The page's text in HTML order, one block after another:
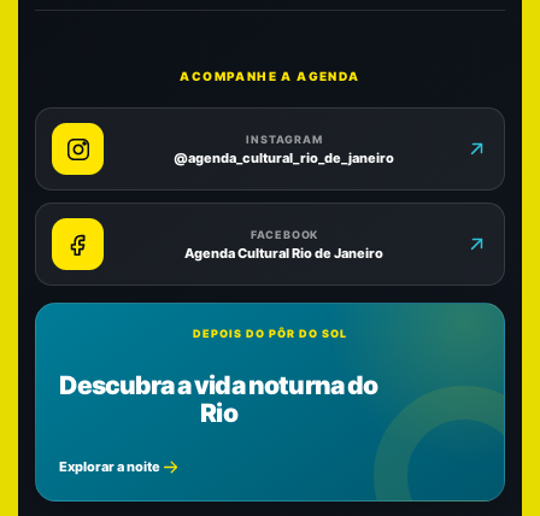
ACOMPANHE A AGENDA
INSTAGRAM
@agenda_cultural_rio_de_janeiro
FACEBOOK
Agenda Cultural Rio de Janeiro
DEPOIS DO PÔR DO SOL
Descubra a vida noturna do
Rio
Explorar a noite